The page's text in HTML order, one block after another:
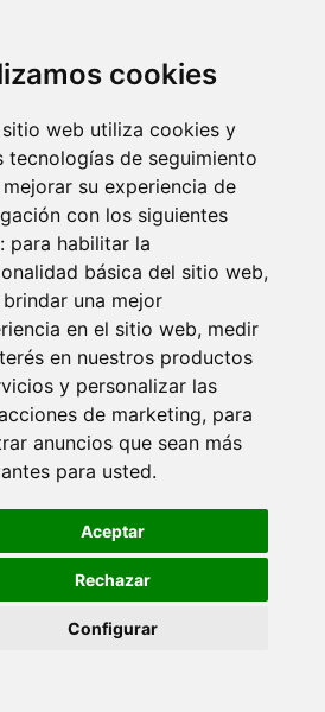
cookies
sitio web utiliza cookies y
tecnologías de seguimiento
su experiencia de
con los siguientes
para habilitar la
básica del sitio web,
una mejor
en el sitio web, medir
en nuestros productos
y personalizar las
de marketing, para
anuncios que sean más
para usted.
Aceptar
Rechazar
Configurar
Lujo Para Joyero